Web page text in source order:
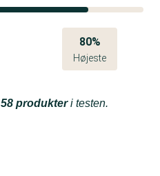
80%
Højeste
58 produkteri testen.